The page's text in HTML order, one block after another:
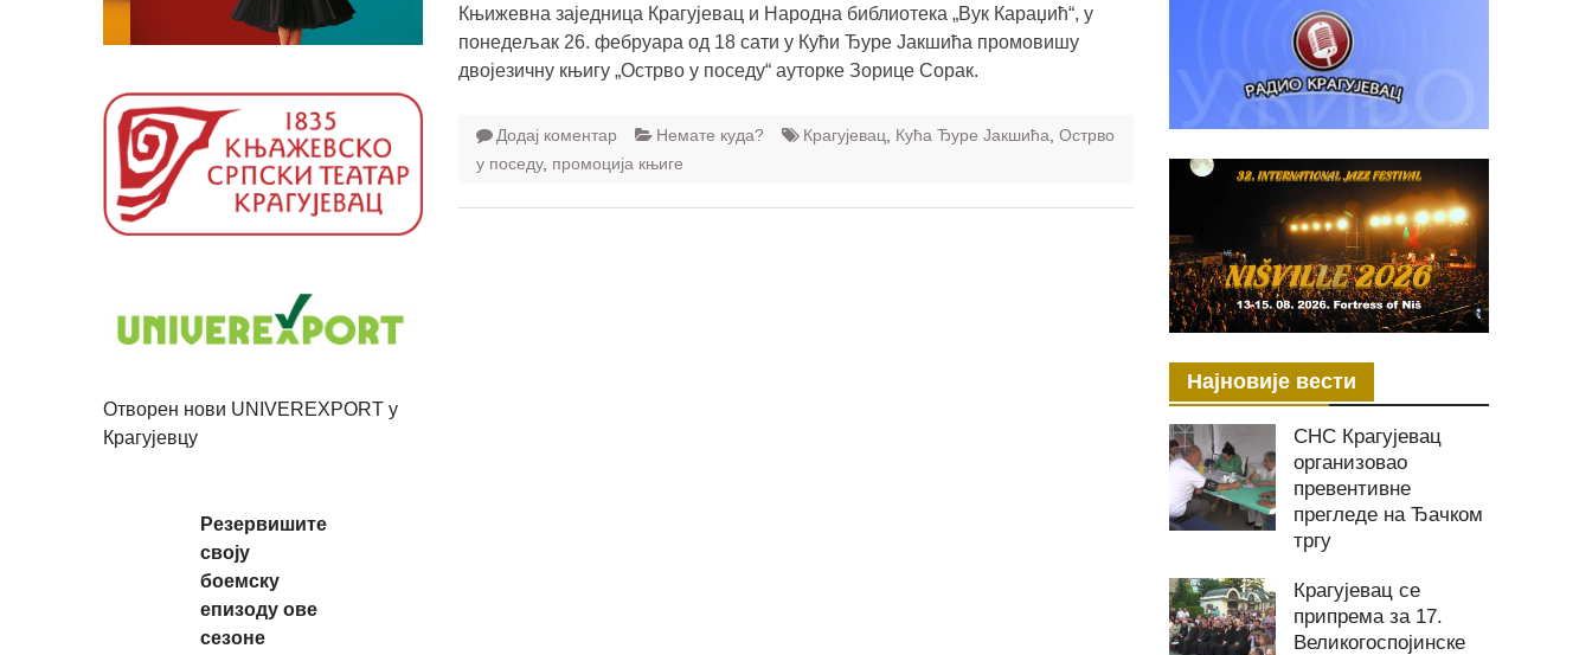
Књижевна заједница Крагујевац и Народна библиотека „Вук Караџић“, у
понедељак 26. фебруара од 18 сати у Кући Ђуре Јакшића промовишу
двојезичну књигу „Острво у поседу“ ауторке Зорице Сорак.
Додај коментар Немате куда? Крагујевац Кућа Ђуре Јакшића Острво
у поседу, промоција књиге
Најновије вести
СНС Крагујевац
организовао
превентивне
прегледе на Ђачком
тргу
Крагујевац се
припрема за 17.
Великогоспојинске
Отворен нови UNIVEREXPORT у
Крагујевцу
Резервишите
своју
боемску
епизоду ове
сезоне